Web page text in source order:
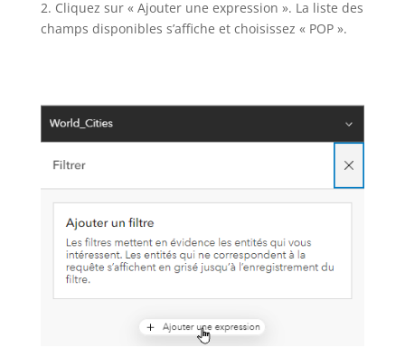
2. Cliquez sur « Ajouter une expression ». La liste des
champs disponibles s’affiche et choisissez « POP ».